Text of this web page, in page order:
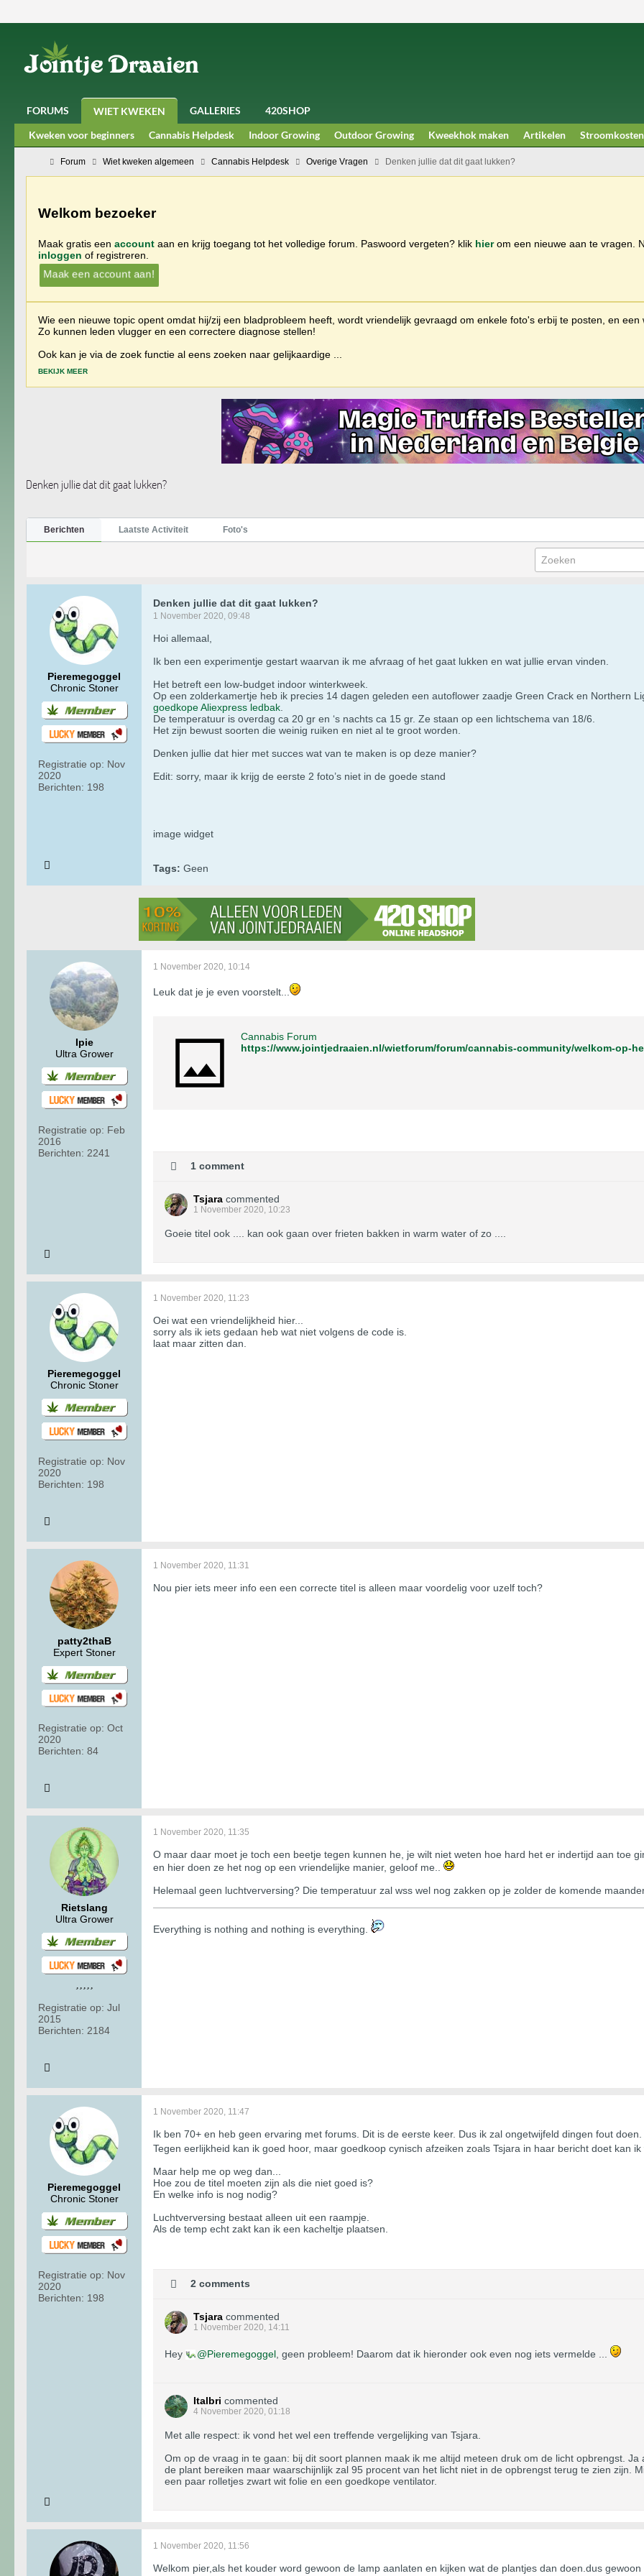
FORUMS WIET KWEKEN GALLERIES
420SHOP
Kweken voor beginners
Cannabis Helpdesk Indoor Growing Outdoor Growing Kweekhok maken Artikelen Stroomkosten
Forum Wiet kweken algemeen Cannabis Helpdesk Overige Vragen Denken jullie dat dit gaat lukken?
Welkom bezoeker
Maak gratis een account aan en krijg toegang tot het volledige forum. Paswoord vergeten? klik hierom een nieuwe aan te vragen.
inloggen of registreren.
Maak een account aan!
Wie een nieuwe topic opent omdat hij/zij een bladprobleem heeft, wordt vriendelijk gevraagd om enkele foto's erbij te posten, en
Zo kunnen leden vlugger en een correctere diagnose stellen!
Ook kan je via de zoek functie al eens zoeken naar gelijkaardige
BEKIJK MEER
Denken jullie dat dit gaat lukken?
Berichten Laatste Activiteit Foto's
Pieremegoggel
Chronic Stoner
Registratie op: Nov
2020
Berichten: 198
Denken jullie dat dit gaat lukken?
1 November 2020, 09:48
Hoi allemaal,
Ik ben een experimentje gestart waarvan ik me afvraag of het gaat lukken en wat jullie ervan vinden.
Het betreft een low-budget indoor winterkweek.
Op een zolderkamertje heb ik precies 14 dagen geleden een autoflower zaadje Green Crack en Northern
goedkope Aliexpress ledbak
De temperatuur is overdag ca 20 gr en ‘s nachts ca 15 gr. Ze staan op een lichtschema van 18/6.
Het zijn bewust soorten die weinig ruiken en niet al te groot worden.
Denken jullie dat hier met succes wat van te maken is op deze manier?
Edit: sorry, maar ik krijg de eerste 2 foto’s niet in de goede stand
image widget
Tags: Geen
Ipie
Ultra Grower
Registratie op: Feb
2016
Berichten: 2241
1 November 2020, 10:14
Leuk dat je je even voorstelt...
Cannabis Forum
1 comment
Tsjara commented
1 November 2020, 10:23
Goeie titel ook .... kan ook gaan over frieten bakken in warm water of zo ....
Pieremegoggel
Chronic Stoner
Registratie op: Nov
2020
Berichten: 198
1 November 2020, 11:23
Oei wat een vriendelijkheid hier...
sorry als ik iets gedaan heb wat niet volgens de code is.
laat maar zitten dan.
patty2thaB
Expert Stoner
Registratie op: Oct
2020
Berichten: 84
1 November 2020, 11:31
Nou pier iets meer info een een correcte titel is alleen maar voordelig voor uzelf toch?
Rietslang
Ultra Grower
Registratie op: Jul
2015
Berichten: 2184
1 November 2020, 11:35
O maar daar moet je toch een beetje tegen kunnen he, je wilt niet weten hoe hard het er indertijd aan toe
en hier doen ze het nog op een vriendelijke manier, geloof me..
Helemaal geen luchtverversing? Die temperatuur zal wss wel nog zakken op je zolder de komende
​​​​​​Everything is nothing and nothing is everything.
Pieremegoggel
Chronic Stoner
Registratie op: Nov
2020
Berichten: 198
1 November 2020, 11:47
Ik ben 70+ en heb geen ervaring met forums. Dit is de eerste keer. Dus ik zal ongetwijfeld dingen fout doen.
Tegen eerlijkheid kan ik goed hoor, maar goedkoop cynisch afzeiken zoals Tsjara in haar bericht doet kan
Maar help me op weg dan...
Hoe zou de titel moeten zijn als die niet goed is?
En welke info is nog nodig?
Luchtverversing bestaat alleen uit een raampje.
Als de temp echt zakt kan ik een kacheltje plaatsen.
2 comments
Tsjara commented
1 November 2020, 14:11
Hey Pieremegoggel , geen probleem! Daarom dat ik hieronder ook even nog iets vermelde ...
Italbri commented
4 November 2020, 01:18
Met alle respect: ik vond het wel een treffende vergelijking van Tsjara.
Om op de vraag in te gaan: bij dit soort plannen maak ik me altijd meteen druk om de licht opbrengst.
de plant bereiken maar waarschijnlijk zal 95 procent van het licht niet in de opbrengst terug te zien zijn.
een paar rolletjes zwart wit folie en een goedkope ventilator.
1 November 2020, 11:56
Welkom pier,als het kouder word gewoon de lamp aanlaten en kijken wat de plantjes dan doen.dus